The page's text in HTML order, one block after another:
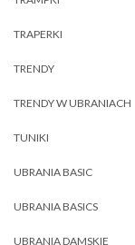
TRAPERKI
TRENDY
TRENDY W UBRANIACH
TUNIKI
UBRANIA BASIC
UBRANIA BASICS
UBRANIA DAMSKIE